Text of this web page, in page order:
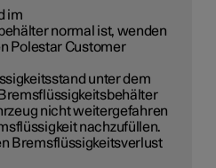
im
normal ist, wenden
Polestar Customer
unter dem
nicht weitergefahren
nachzufüllen.
Bremsflüssigkeitsverlust